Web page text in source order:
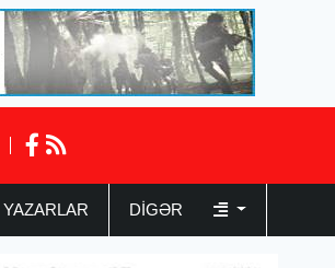
YAZARLAR DIGƏR